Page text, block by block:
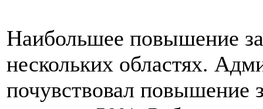
Наибольшее повышение
нескольких областях.
почувствовал повышение